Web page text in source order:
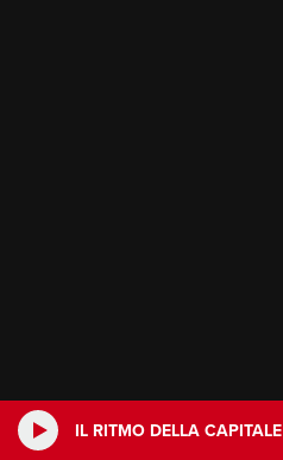
IL RITMO DELLA CAPITALE